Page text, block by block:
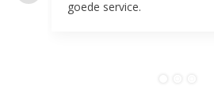
goede service.